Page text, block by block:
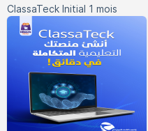
ClassaTeck Initial 1 mois